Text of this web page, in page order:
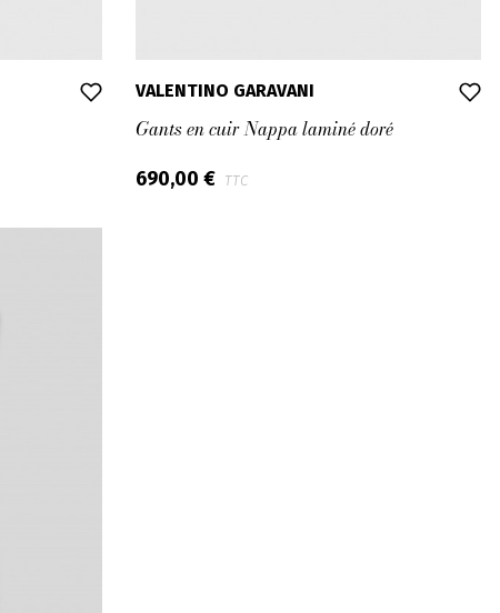
VALENTINO GARAVANI
Gants en cuir Nappa laminé doré
690,00 € TTC